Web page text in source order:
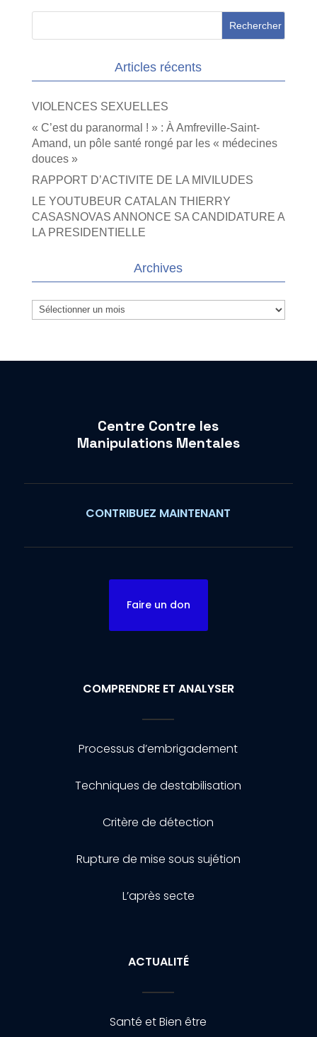
Articles récents
VIOLENCES SEXUELLES
« C’est du paranormal ! » : À Amfreville-Saint-
Amand, un pôle santé rongé par les « médecines
douces »
RAPPORT D’ACTIVITE DE LA MIVILUDES
LE YOUTUBEUR CATALAN THIERRY
CASASNOVAS ANNONCE SA CANDIDATURE A
LA PRESIDENTIELLE
Archives
Archives
Centre Contre les
Manipulations Mentales
CONTRIBUEZ MAINTENANT
Faire un don
COMPRENDRE ET ANALYSER
Processus d’embrigadement
Techniques de destabilisation
Critère de détection
Rupture de mise sous sujétion
L’après secte
ACTUALITÉ
Santé et Bien être